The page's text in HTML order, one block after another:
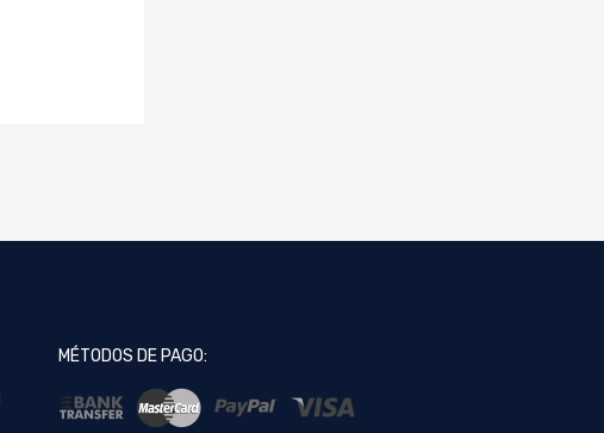
MÉTODOS DE PAGO: